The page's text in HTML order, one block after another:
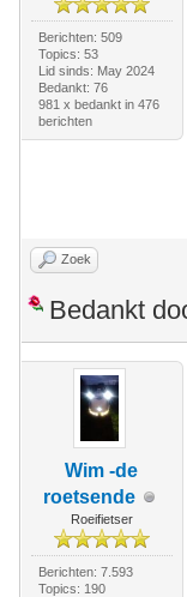
Berichten: 509
Topics: 53
Lid sinds: May 2024
Bedankt: 76
981 x bedankt in 476
berichten
Zoek
Bedankt
Wim -de
roetsende
Roeifietser
Berichten: 7.593
Topics: 190